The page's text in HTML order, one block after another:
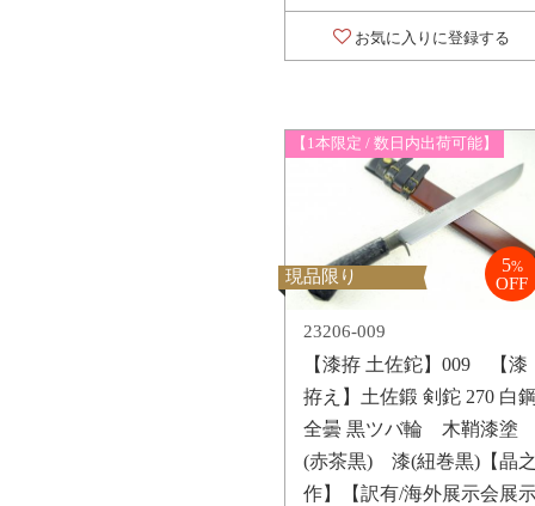
お気に入りに登録する
【1本限定 / 数日内出荷可能】
現品限り
5%
OFF
23206-009
【漆拵 土佐鉈】009 【漆
拵え】土佐鍛 剣鉈 270 白
全曇 黒ツバ輪 木鞘漆塗
(赤茶黒) 漆(紐巻黒)【晶
作】【訳有/海外展示会展